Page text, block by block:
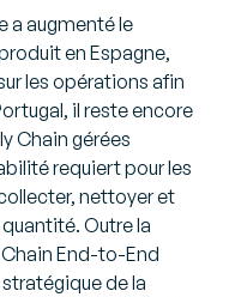
a augmenté le
en Espagne,
les opérations afin
il reste encore
Chain gérées
requiert pour les
nettoyer et
Outre la
End-to-End
de la